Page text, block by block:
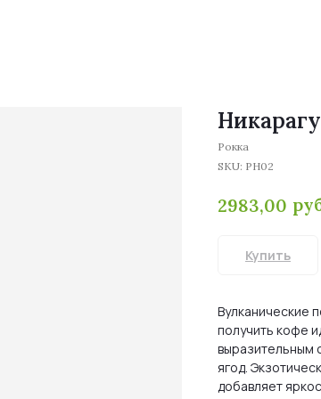
Рокка
SKU: РН02
2983,00
Купить
Вулканические
получить кофе
выразительным
ягод.
добавляет